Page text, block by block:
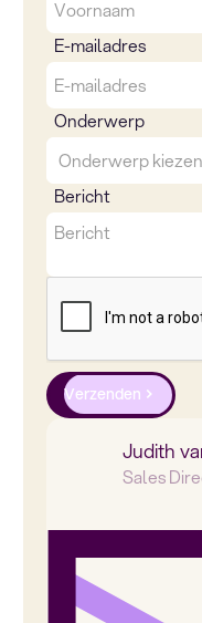
Judith
Sales
E-mailadres
Onderwerp
Bericht
Verzenden